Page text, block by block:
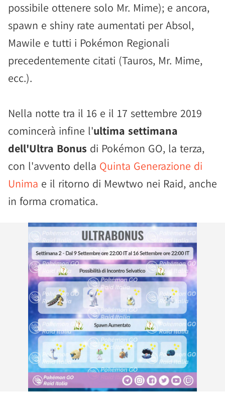
possibile ottenere solo Mr. Mime); e ancora,
spawn e shiny rate aumentati per Absol,
Mawile e tutti i Pokémon Regionali
precedentemente citati (Tauros, Mr. Mime,
ecc.).
Nella notte tra il 16 e il 17 settembre 2019
comincerà infine l'ultima settimana
dell'Ultra Bonus di Pokémon GO, la terza,
con l'avvento della Quinta Generazione di
Unima e il ritorno di Mewtwo nei Raid, anche
in forma cromatica.